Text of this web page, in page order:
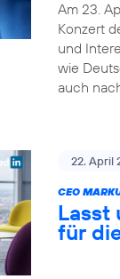
Am 23.
Konzert
und
wie
auch
22. April
CEO
Lasst
für